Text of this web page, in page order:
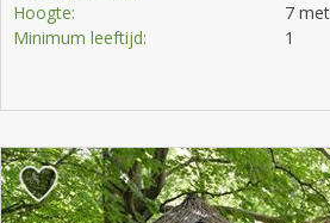
Hoogte:
7
Minimum leeftijd:
1